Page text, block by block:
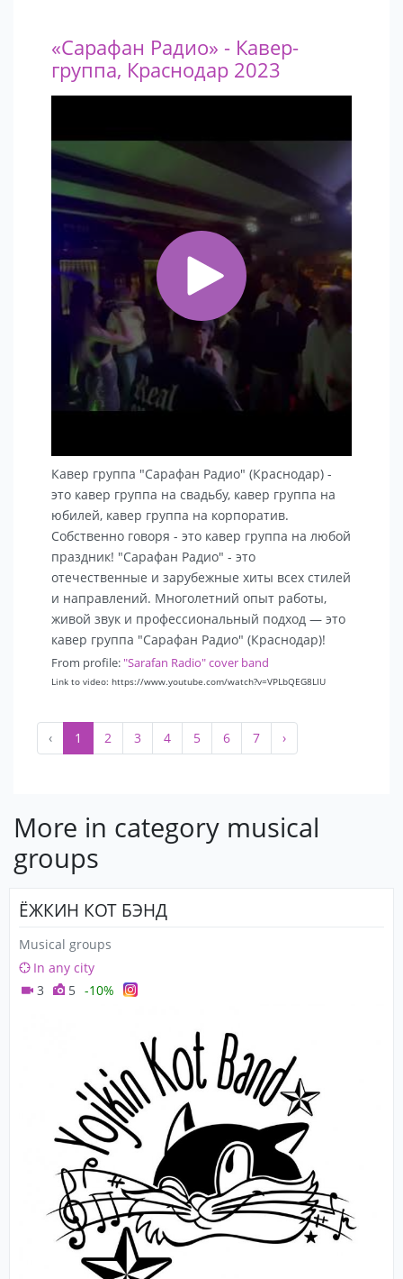
«Сарафан Радио» - Кавер-
группа, Краснодар 2023
Кавер группа "Сарафан Радио" (Краснодар) -
это кавер группа на свадьбу, кавер группа на
юбилей, кавер группа на корпоратив.
Собственно говоря - это кавер группа на любой
праздник! "Сарафан Радио" - это
отечественные и зарубежные хиты всех стилей
и направлений. Многолетний опыт работы,
живой звук и профессиональный подход — это
кавер группа "Сарафан Радио" (Краснодар)!
From profile: "Sarafan Radio" cover band
Link to video: https://www.youtube.com/watch?v=VPLbQEG8LIU
‹ 1 2 3 4 5 6 7 ›
More in category musical
groups
ЁЖКИН КОТ БЭНД
Musical groups
In any city
3
5 -10%